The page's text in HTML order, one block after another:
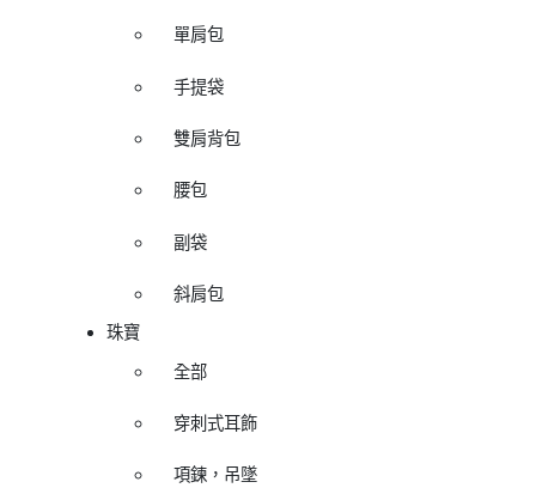
單肩包
手提袋
雙肩背包
腰包
副袋
斜肩包
珠寶
全部
穿刺式耳飾
項鍊，吊墜